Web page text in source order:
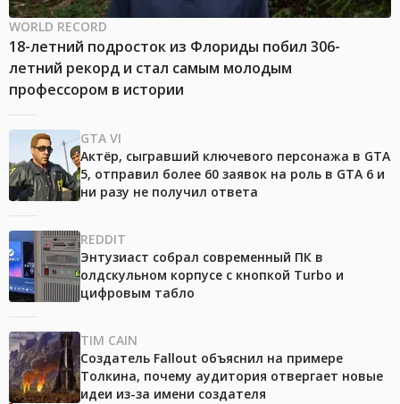
WORLD RECORD
18-летний подросток из Флориды побил 306-
летний рекорд и стал самым молодым
профессором в истории
GTA VI
Актёр, сыгравший ключевого персонажа в GTA
5, отправил более 60 заявок на роль в GTA 6 и
ни разу не получил ответа
REDDIT
Энтузиаст собрал современный ПК в
олдскульном корпусе с кнопкой Turbo и
цифровым табло
TIM CAIN
Создатель Fallout объяснил на примере
Толкина, почему аудитория отвергает новые
идеи из-за имени создателя